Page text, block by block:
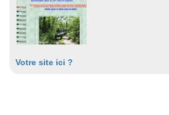
Votre site ici ?